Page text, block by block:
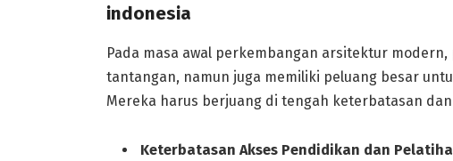
indonesia
Pada masa awal perkembangan arsitektur
tantangan, namun juga memiliki peluang besar
Mereka harus berjuang di tengah keterbatasan
Keterbatasan Akses Pendidikan dan